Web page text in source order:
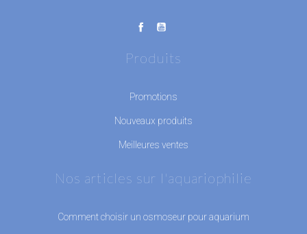
Produits
Promotions
Nouveaux produits
Meilleures ventes
Nos articles sur l'aquariophilie
Comment choisir un osmoseur pour aquarium